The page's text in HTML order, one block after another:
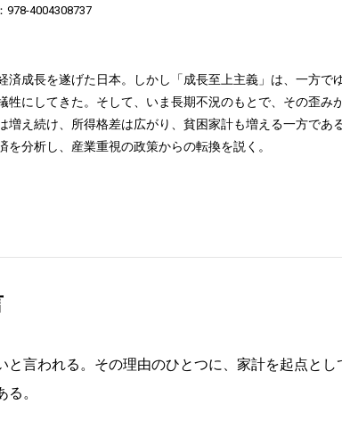
978-4004308737
済成長を遂げた日本。しかし「成長至上主義」は、一方で
牲にしてきた。そして、いま長期不況のもとで、その歪み
増え続け、所得格差は広がり、貧困家計も増える一方であ
を分析し、産業重視の政策からの転換を説く。
言われる。その理由のひとつに、家計を起点とし
。